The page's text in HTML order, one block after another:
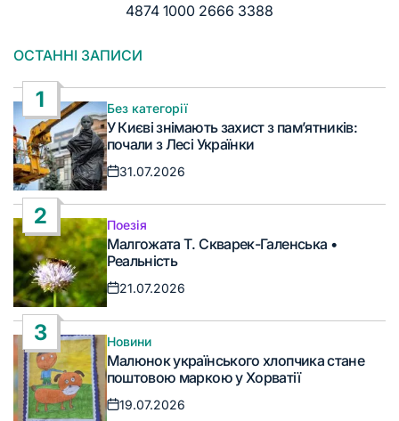
4874 1000 2666 3388
ОСТАННІ ЗАПИСИ
1
Опублікувати
у
Без категорії
У Києві знімають захист з пам’ятників:
почали з Лесі Українки
Дата
31.07.2026
2
Опублікувати
у
Поезія
Малгожата Т. Скварек-Галенська •
Реальність
Дата
21.07.2026
3
Опублікувати
у
Новини
Малюнок українського хлопчика стане
поштовою маркою у Хорватії
Дата
19.07.2026